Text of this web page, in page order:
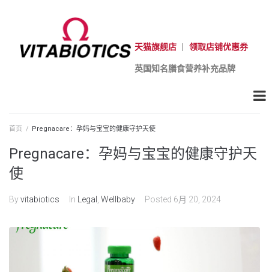
天猫旗舰店 领取店铺优惠券
英国知名膳食营养补充品牌
首页 / Pregnacare：孕妈与宝宝的健康守护天使
Pregnacare：孕妈与宝宝的健康守护天
使
Byvitabiotics In Legal Wellbaby Posted 6月 20, 2024